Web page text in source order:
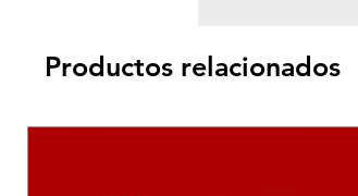
Productos relacionados